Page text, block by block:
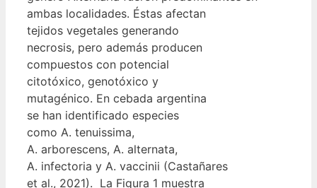
ambas localidades. Éstas afectan
tejidos vegetales generando
necrosis, pero además producen
compuestos con potencial
citotóxico, genotóxico y
mutagénico. En cebada argentina
se han identificado especies
como A. tenuissima,
A. arborescens, A. alternata,
A. infectoria y A. vaccinii (Castañares
et al., 2021). La Figura 1 muestra